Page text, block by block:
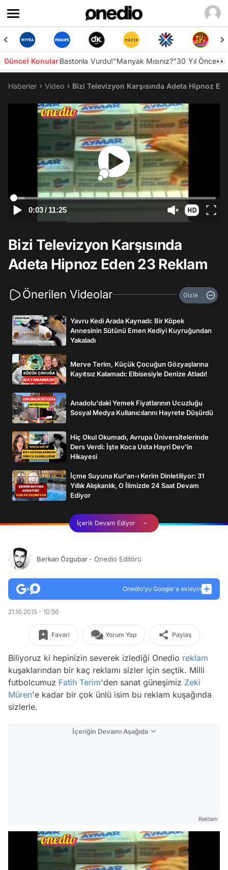
Güncel KonularBastonla Vurdu!"Manyak Mısınız?"30 Yıl Önce👀
Haberler Video Bizi Televizyon Karşısında Adeta Hipnoz
0:03/ 11:25
Bizi Televizyon Karşısında
Adeta Hipnoz Eden 23 Reklam
Önerilen Videolar Gizle
Yavru Kedi Arada Kaynadı: Bir Köpek
Annesinin Sütünü Emen Kediyi Kuyruğundan
Yakaladı
Merve Terim, Küçük Çocuğun Gözyaşlarına
Kayıtsız Kalamadı: Elbisesiyle Denize Atladı!
Anadolu'daki Yemek Fiyatlarının Ucuzluğu
Sosyal Medya Kullanıcılarını Hayrete Düşürdü
Hiç Okul Okumadı, Avrupa Üniversitelerinde
Ders Verdi: İşte Koca Usta Hayri Dev'in
Hikayesi
İçme Suyuna Kur'an-ı Kerim Dinletiliyor: 31
Yıllık Alışkanlık, O İlimizde 24 Saat Devam
Ediyor
İçerik Devam Ediyor
Berkan Özgubar - Onedio Editörü
Onedio’yu Google'a ekleyin
21.10.2015 - 10:56
Favori Yorum Yap Paylaş
Biliyoruz ki hepinizin severek izlediği Onedio reklam
kuşaklarından bir kaç reklamı sizler için seçtik. Milli
futbolcumuz Fatih Terim'den sanat güneşimiz Zeki
Müren'e kadar bir çok ünlü isim bu reklam kuşağında
sizlerle.
İçeriğin Devamı Aşağıda
Reklam